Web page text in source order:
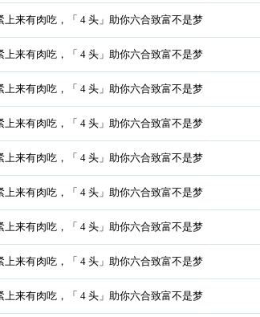
来有肉吃，「 4 头」助你六合致富不是梦
来有肉吃，「 4 头」助你六合致富不是梦
来有肉吃，「 4 头」助你六合致富不是梦
来有肉吃，「 4 头」助你六合致富不是梦
来有肉吃，「 4 头」助你六合致富不是梦
来有肉吃，「 4 头」助你六合致富不是梦
来有肉吃，「 4 头」助你六合致富不是梦
来有肉吃，「 4 头」助你六合致富不是梦
来有肉吃，「 4 头」助你六合致富不是梦